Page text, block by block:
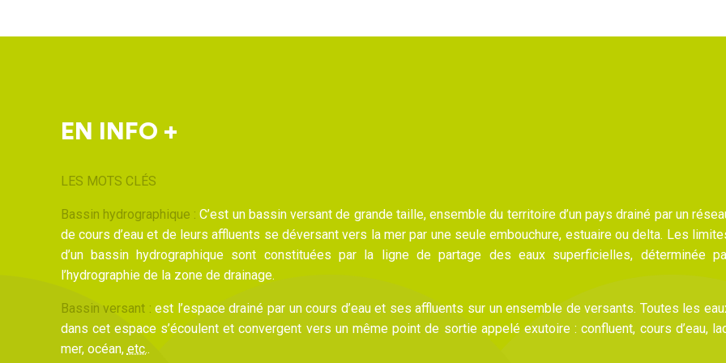
EN INFO +
LES MOTS CLÉS
Bassin hydrographique : C’est un bassin versant de grande taille, ensemble du territoire d’un pays drainé par un
de cours d’eau et de leurs affluents se déversant vers la mer par une seule embouchure, estuaire ou delta. Les
d’un bassin hydrographique sont constituées par la ligne de partage des eaux superficielles, déterminée
l’hydrographie de la zone de drainage.
Bassin versant :est l’espace drainé par un cours d’eau et ses affluents sur un ensemble de versants. Toutes les
dans cet espace s’écoulent et convergent vers un même point de sortie appelé exutoire : confluent, cours d’eau,
mer, océan, etc..